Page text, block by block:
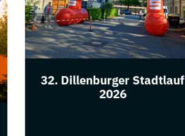
32. Dillenburger Stadtlauf
2026